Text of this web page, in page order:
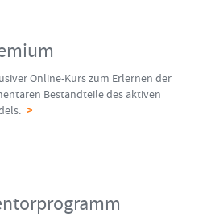
Online-Kurs zum Erlernen der
Bestandteile des aktiven
>